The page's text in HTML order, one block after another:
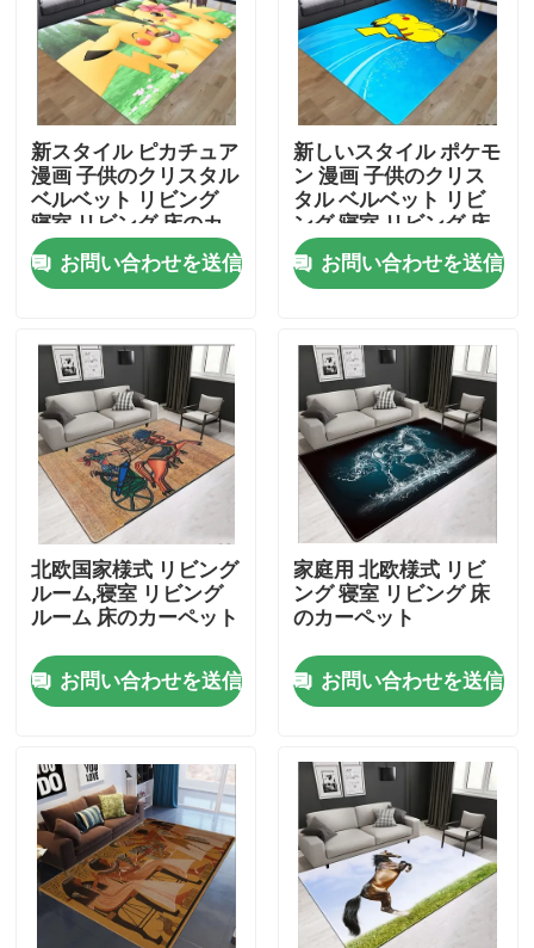
家
ビデオ
米国について
工場旅行
品質管理
引用を要求しなさい
床のカーペットの敷物
寝室の床のカーペット
居間の床のカーペット
新スタイル ピカチュア
漫画 子供のクリスタル
ベルベット リビング
寝室 リビング 床のカ
ーペット
お問い合わせを送信
新しいスタイル ポケモ
ン 漫画 子供のクリス
タル ベルベット リビ
ング 寝室 リビング 床
のカーペット
お問い合わせを送信
北欧国家様式 リビング
ルーム,寝室 リビング
ルーム 床のカーペット
お問い合わせを送信
家庭用 北欧様式 リビ
ング 寝室 リビング 床
のカーペット
お問い合わせを送信